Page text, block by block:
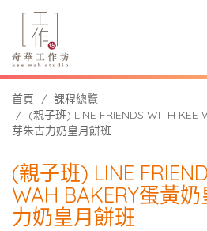
首頁
課程總覽
(親子班) LINE FRIENDS WITH KEE
芽朱古力奶皇月餅班
(親子班) LINE
WAH BAKERY蛋黃
力奶皇月餅班